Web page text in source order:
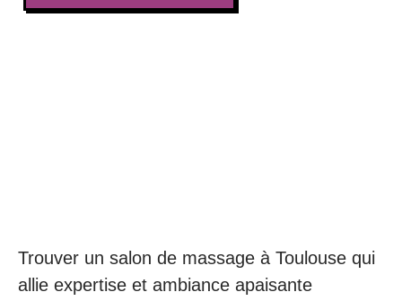
Trouver un salon de massage à Toulouse qui
allie expertise et ambiance apaisante